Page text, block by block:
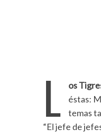
L os
éstas:
temas
“El jefe de